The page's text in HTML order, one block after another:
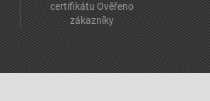
certifikátu Ověřeno
zákazníky